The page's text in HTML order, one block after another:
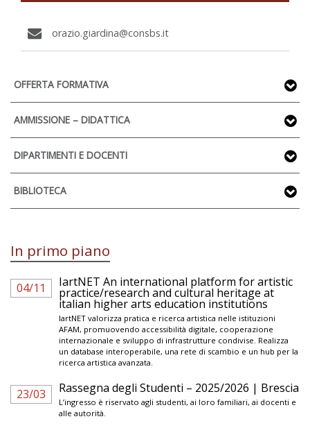
orazio.giardina@consbs.it
OFFERTA FORMATIVA
AMMISSIONE – DIDATTICA
DIPARTIMENTI E DOCENTI
BIBLIOTECA
In primo piano
04/11 IartNET An international platform for artistic
practice/research and cultural heritage at
italian higher arts education institutions
IartNET valorizza pratica e ricerca artistica nelle istituzioni
AFAM, promuovendo accessibilità digitale, cooperazione
internazionale e sviluppo di infrastrutture condivise. Realizza
un database interoperabile, una rete di scambio e un hub per la
ricerca artistica avanzata.
23/03 Rassegna degli Studenti – 2025/2026 | Brescia
L’ingresso è riservato agli studenti, ai loro familiari, ai docenti e
alle autorità.